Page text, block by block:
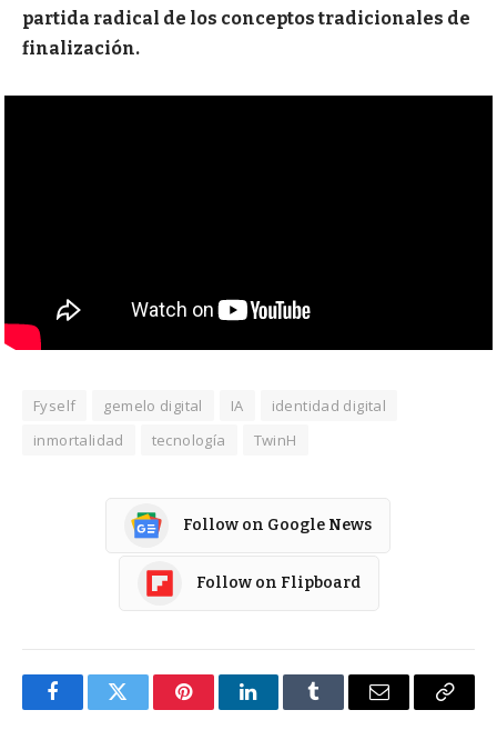
partida radical de los conceptos tradicionales de
finalización.
Fyself gemelo digital IA
identidad digital
inmortalidad
tecnología TwinH
Follow on Google News
Follow on Flipboard
FacebookTwitter PinterestLinkedInTumblr Email Copy